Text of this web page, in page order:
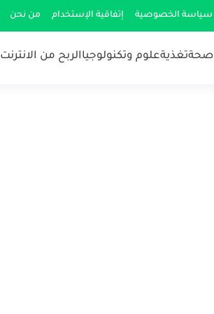
سياسة الخصوصية إتفاقية الإستخدام من نحن
صحةتغذيةعلوم وتكنولوجياالربح من الانترنت